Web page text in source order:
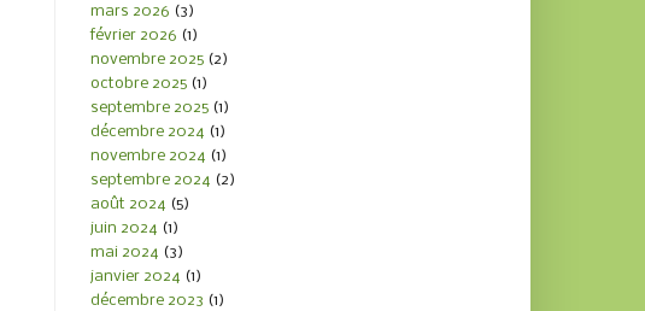
mars 2026 (3)
février 2026 (1)
novembre 2025(2)
octobre 2025(1)
septembre 2025(1)
décembre 2024 (1)
novembre 2024 (1)
septembre 2024 (2)
août 2024 (5)
juin 2024 (1)
mai 2024 (3)
janvier 2024 (1)
décembre 2023 (1)